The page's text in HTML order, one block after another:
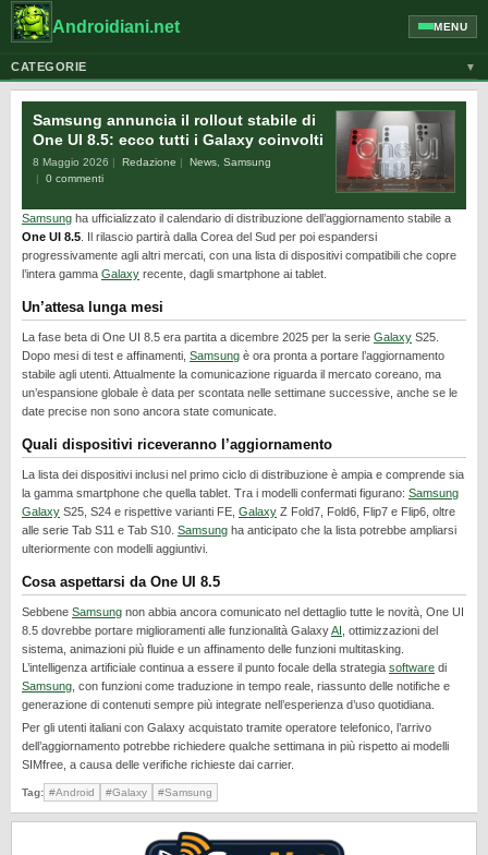
Androidiani.net MENU
CATEGORIE ▼
CELLULARI
GOOGLE
HONOR
HUAWEI
MOTOROLA
NEWS
ONEPLUS
PIXEL
PRIVACY
REALME
RUMORS
SOFTWARE
SVILUPPARE ANDROID
XIAOMI
Samsung annuncia il rollout stabile di
One UI 8.5: ecco tutti i Galaxy coinvolti
8 Maggio 2026 Redazione News Samsung
0 commenti
Samsung ha ufficializzato il calendario di distribuzione dell’aggiornamento stabile a
One UI 8.5 . Il rilascio partirà dalla Corea del Sud per poi espandersi
progressivamente agli altri mercati, con una lista di dispositivi compatibili che copre
l’intera gamma Galaxy recente, dagli smartphone ai tablet.
Un’attesa lunga mesi
La fase beta di One UI 8.5 era partita a dicembre 2025 per la serie Galaxy S25.
Dopo mesi di test e affinamenti, Samsung è ora pronta a portare l’aggiornamento
stabile agli utenti. Attualmente la comunicazione riguarda il mercato coreano, ma
un’espansione globale è data per scontata nelle settimane successive, anche se le
date precise non sono ancora state comunicate.
Quali dispositivi riceveranno l’aggiornamento
La lista dei dispositivi inclusi nel primo ciclo di distribuzione è ampia e comprende sia
la gamma smartphone che quella tablet. Tra i modelli confermati figurano: Samsung
Galaxy S25, S24 e rispettive varianti FE, Galaxy Z Fold7, Fold6, Flip7 e Flip6, oltre
alle serie Tab S11 e Tab S10. Samsung ha anticipato che la lista potrebbe ampliarsi
ulteriormente con modelli aggiuntivi.
Cosa aspettarsi da One UI 8.5
Sebbene Samsung non abbia ancora comunicato nel dettaglio tutte le novità, One UI
8.5 dovrebbe portare miglioramenti alle funzionalità GalaxyAI , ottimizzazioni del
sistema, animazioni più fluide e un affinamento delle funzioni multitasking.
L’intelligenza artificiale continua a essere il punto focale della strategia software di
Samsung , con funzioni come traduzione in tempo reale, riassunto delle notifiche e
generazione di contenuti sempre più integrate nell’esperienza d’uso quotidiana.
Per gli utenti italiani con Galaxy acquistato tramite operatore telefonico, l’arrivo
dell’aggiornamento potrebbe richiedere qualche settimana in più rispetto ai modelli
SIMfree, a causa delle verifiche richieste dai carrier.
Tag: #Android #Galaxy #Samsung